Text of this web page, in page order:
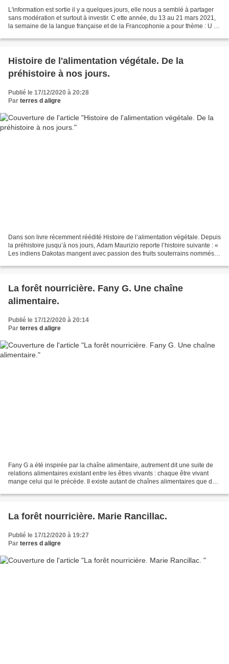
L'information est sortie il y a quelques jours, elle nous a semblé à partager
sans modération et surtout à investir. C ette année, du 13 au 21 mars 2021,
la semaine de la langue française et de la Francophonie a pour thème : U n
Histoire de l'alimentation végétale. De la
préhistoire à nos jours.
Publié le 17/12/2020 à 20:28
Par terres d aligre
Dans son livre récemment réédité Histoire de l’alimentation végétale. Depuis
la préhistoire jusqu’à nos jours, Adam Maurizio reporte l’histoire suivante : «
Les indiens Dakotas mangent avec passion des fruits souterrains nommés «
La forêt nourricière. Fany G. Une chaîne
alimentaire.
Publié le 17/12/2020 à 20:14
Par terres d aligre
Fany G a été inspirée par la chaîne alimentaire, autrement dit une suite de
relations alimentaires existant entre les êtres vivants : chaque être vivant
mange celui qui le précède. Il existe autant de chaînes alimentaires que de
La forêt nourricière. Marie Rancillac.
Publié le 17/12/2020 à 19:27
Par terres d aligre